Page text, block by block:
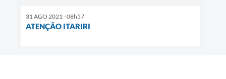
31 AGO 2021 - 08h57
ATENÇÃO ITARIRI